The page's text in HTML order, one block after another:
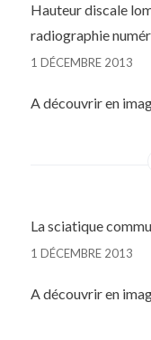
Hauteur discale
radiographie
1 DÉCEMBRE 2013
A découvrir en
La sciatique
1 DÉCEMBRE 2013
A découvrir en